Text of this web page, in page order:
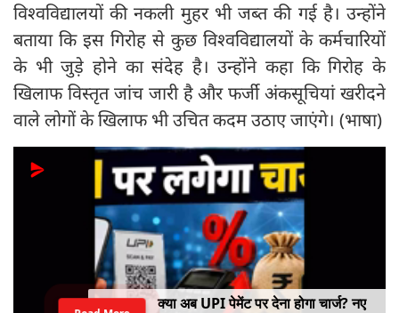
विश्वविद्यालयों की नकली मुहर भी जब्त की गई है। उन्होंने
बताया कि इस गिरोह से कुछ विश्वविद्यालयों के कर्मचारियों
के भी जुड़े होने का संदेह है। उन्होंने कहा कि गिरोह के
खिलाफ विस्तृत जांच जारी है और फर्जी अंकसूचियां खरीदने
वाले लोगों के खिलाफ भी उचित कदम उठाए जाएंगे। (भाषा)
क्या अब UPI पेमेंट पर देना होगा चार्ज? नए